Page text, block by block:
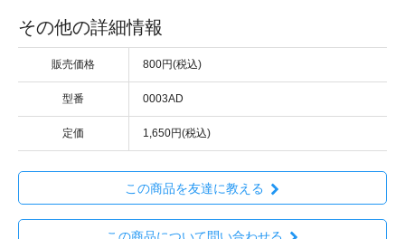
その他の詳細情報
販売価格 800円(税込)
型番 0003AD
定価 1,650円(税込)
この商品を友達に教える